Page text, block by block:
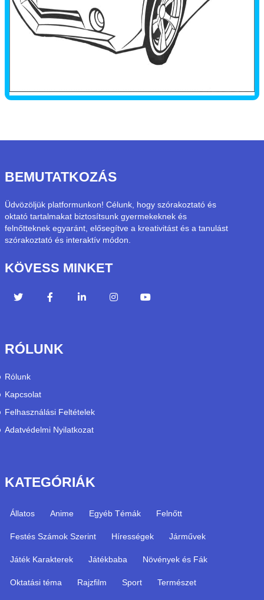
BEMUTATKOZÁS
Üdvözöljük platformunkon! Célunk, hogy szórakoztató és
oktató tartalmakat biztosítsunk gyermekeknek és
felnőtteknek egyaránt, elősegítve a kreativitást és a tanulást
szórakoztató és interaktív módon.
KÖVESS MINKET
RÓLUNK
Rólunk
Kapcsolat
Felhasználási Feltételek
Adatvédelmi Nyilatkozat
KATEGÓRIÁK
Állatos Anime Egyéb Témák Felnőtt
Festés Számok Szerint Hírességek Járművek
Játék Karakterek Játékbaba Növények és Fák
Oktatási téma Rajzfilm Sport Természet